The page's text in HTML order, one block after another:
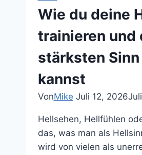
Wie du deine
trainieren und
stärksten
kannst
VonMike Juli 12, 2026
Hellsehen, Hellfühlen
das, was man als
wird von vielen als